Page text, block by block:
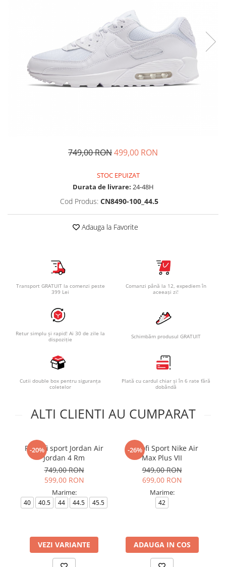
Geci si veste copii
Pantaloni scurti Copii
Accesorii
Ingrijire incaltaminte
749,00 RON499,00 RON
STOC EPUIZAT
Durata de livrare: 24-48H
Cod Produs: CN8490-100_44.5
Adauga la Favorite
Transport GRATUIT la comenzi peste
399 Lei
Comanzi până la 12, expediem în
aceeași zi!
Retur simplu și rapid! Ai 30 de zile la
dispoziție
Schimbăm produsul GRATUIT
Cutii double box pentru siguranța
coletelor
Plată cu cardul chiar și în 6 rate fără
dobândă
ALTI CLIENTI AU CUMPARAT
-20%
Pantofi sport Jordan Air
Jordan 4 Rm
749,00 RON
599,00 RON
Marime:
40 40.5 44 44.5 45.5
VEZI VARIANTE
-26%
Pantofi Sport Nike Air
Max Plus VII
949,00 RON
699,00 RON
Marime:
42
ADAUGA IN COS